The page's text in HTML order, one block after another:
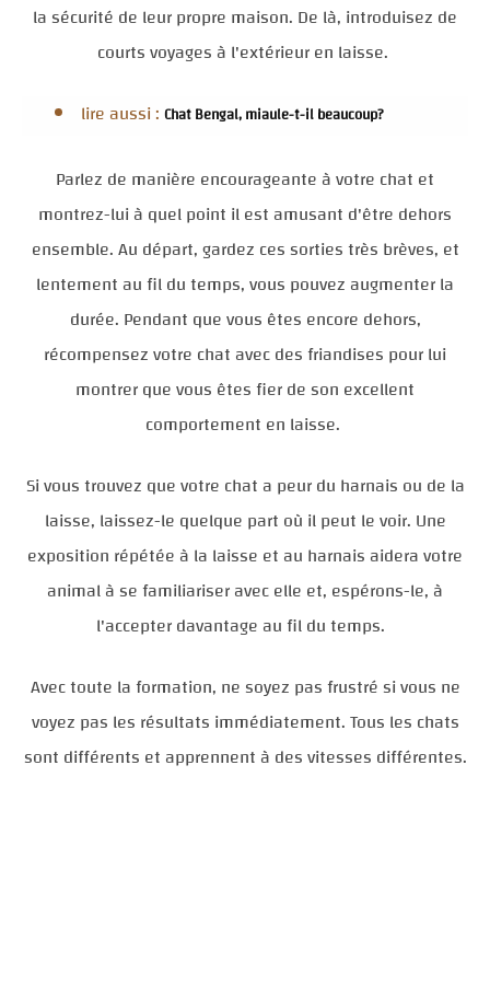
la sécurité de leur propre maison. De là, introduisez de
courts voyages à l'extérieur en laisse.
lire aussi : Chat Bengal, miaule-t-il beaucoup?
Parlez de manière encourageante à votre chat et
montrez-lui à quel point il est amusant d'être dehors
ensemble. Au départ, gardez ces sorties très brèves, et
lentement au fil du temps, vous pouvez augmenter la
durée. Pendant que vous êtes encore dehors,
récompensez votre chat avec des friandises pour lui
montrer que vous êtes fier de son excellent
comportement en laisse.
Si vous trouvez que votre chat a peur du harnais ou de la
laisse, laissez-le quelque part où il peut le voir. Une
exposition répétée à la laisse et au harnais aidera votre
animal à se familiariser avec elle et, espérons-le, à
l'accepter davantage au fil du temps.
Avec toute la formation, ne soyez pas frustré si vous ne
voyez pas les résultats immédiatement. Tous les chats
sont différents et apprennent à des vitesses différentes.